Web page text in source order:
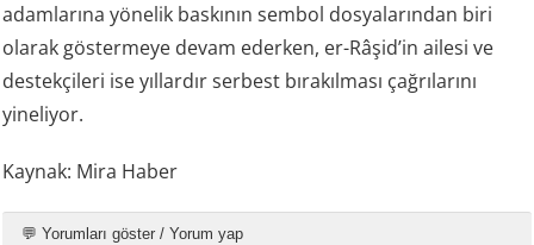
adamlarına yönelik baskının sembol dosyalarından biri
olarak göstermeye devam ederken, er-Râşid’in ailesi ve
destekçileri ise yıllardır serbest bırakılması çağrılarını
yineliyor.
Kaynak: Mira Haber
💬 Yorumları göster / Yorum yap